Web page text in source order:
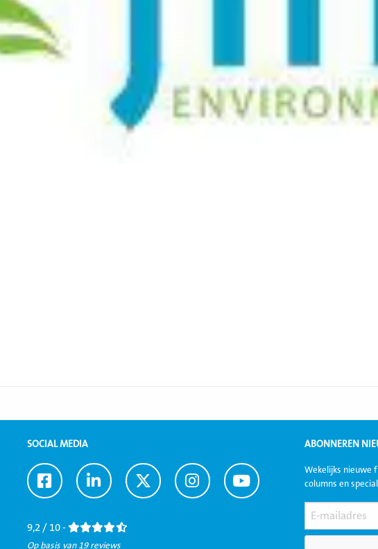
SOCIAL MEDIA
Ga
naar
Ga
naar
Ga
naar
Ga
naar
Ga
naar
9,2 / 10 -
Op basis van 19 reviews
ABONNEREN
Wekelijks nieuwe
columns en